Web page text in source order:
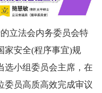
立法会内务委员会特
家安全(程序事宜)规
选小组委员会主席，在
委员高质高效完成审议